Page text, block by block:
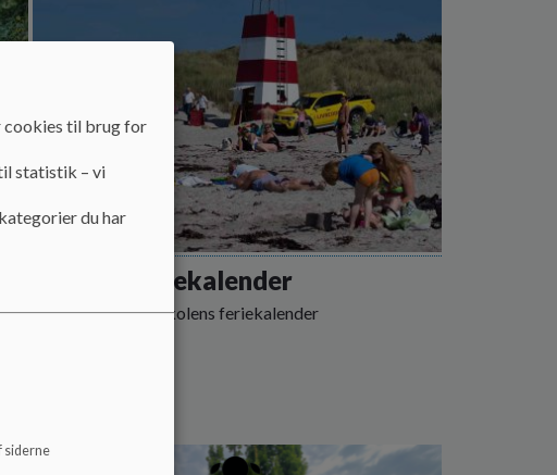
Skolens feriekalender
Her kan du finde skolens feriekalender
cookies til brug for
statistik – vi
du har
siderne